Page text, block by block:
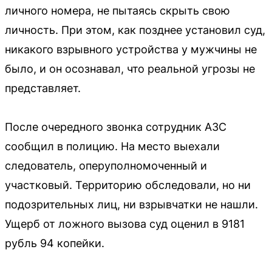
личного номера, не пытаясь скрыть свою
личность. При этом, как позднее установил суд,
никакого взрывного устройства у мужчины не
было, и он осознавал, что реальной угрозы не
представляет.
После очередного звонка сотрудник АЗС
сообщил в полицию. На место выехали
следователь, оперуполномоченный и
участковый. Территорию обследовали, но ни
подозрительных лиц, ни взрывчатки не нашли.
Ущерб от ложного вызова суд оценил в 9181
рубль 94 копейки.